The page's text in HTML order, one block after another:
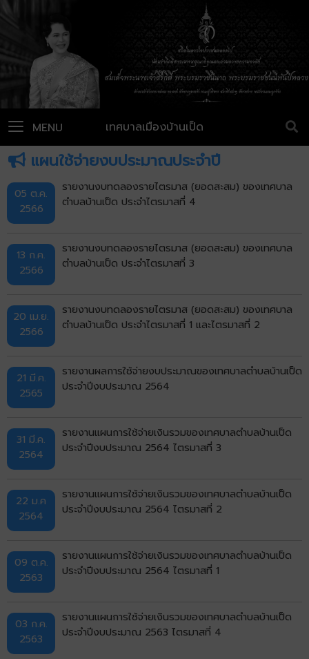
เทศบาลเมืองบ้านเป็ด
MENU
แผนใช้จ่ายงบประมาณประจำปี
05 ต.ค.
2566
รายงานงบทดลองรายไตรมาส (ยอดสะสม) ของเทศบาล
ตำบลบ้านเป็ด ประจำไตรมาสที่ 4
13 ก.ค.
2566
รายงานงบทดลองรายไตรมาส (ยอดสะสม) ของเทศบาล
ตำบลบ้านเป็ด ประจำไตรมาสที่ 3
20 เม.ย.
2566
รายงานงบทดลองรายไตรมาส (ยอดสะสม) ของเทศบาล
ตำบลบ้านเป็ด ประจำไตรมาสที่ 1 และไตรมาสที่ 2
21 มี.ค.
2565
รายงานผลการใช้จ่ายงบประมาณของเทศบาลตำบลบ้านเป็ด
ประจำปีงบประมาณ 2564
31 มี.ค.
2564
รายงานแผนการใช้จ่ายเงินรวมของเทศบาลตำบลบ้านเป็ด
ประจำปีงบประมาณ 2564 ไตรมาสที่ 3
22 ม.ค
2564
รายงานแผนการใช้จ่ายเงินรวมของเทศบาลตำบลบ้านเป็ด
ประจำปีงบประมาณ 2564 ไตรมาสที่ 2
09 ต.ค.
2563
รายงานแผนการใช้จ่ายเงินรวมของเทศบาลตำบลบ้านเป็ด
ประจำปีงบประมาณ 2564 ไตรมาสที่ 1
03 ก.ค.
2563
รายงานแผนการใช้จ่ายเงินรวมของเทศบาลตำบลบ้านเป็ด
ประจำปีงบประมาณ 2563 ไตรมาสที่ 4